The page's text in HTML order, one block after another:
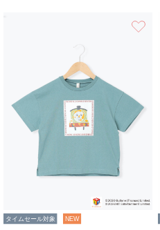
タイムセール対象 NEW